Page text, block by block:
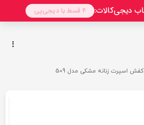
کفش اسپرت زنانه مشکی مدل 509